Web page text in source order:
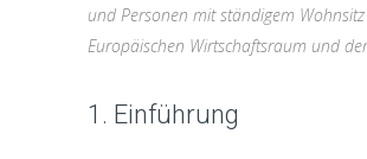
und Personen mit ständigem
Europäischen Wirtschaftsraum und
1. Einführung